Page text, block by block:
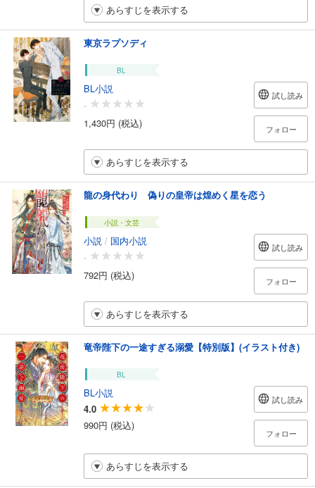
あらすじを表示する
東京ラプソディ
BL
BL小説
-
1,430円 (税込)
試し読み
フォロー
あらすじを表示する
龍の身代わり 偽りの皇帝は煌めく星を恋う
小説・文芸
小説 / 国内小説
-
792円 (税込)
試し読み
フォロー
あらすじを表示する
竜帝陛下の一途すぎる溺愛【特別版】(イラスト付き)
BL
BL小説
4.0
990円 (税込)
試し読み
フォロー
あらすじを表示する